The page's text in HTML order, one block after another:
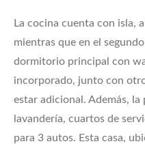
La cocina cuenta con isla,
mientras que en el
dormitorio principal con
incorporado, junto con
estar adicional. Además,
lavandería, cuartos de
para 3 autos. Esta casa,